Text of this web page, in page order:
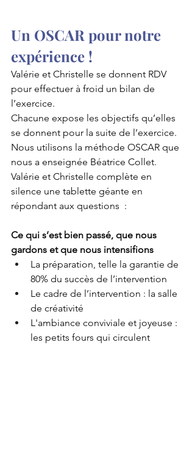
Un OSCAR pour notre
expérience !
Valérie et Christelle se donnent RDV
pour effectuer à froid un bilan de
l’exercice.
Chacune expose les objectifs qu’elles
se donnent pour la suite de l’exercice.
Nous utilisons la méthode OSCAR que
nous a enseignée Béatrice Collet.
Valérie et Christelle complète en
silence une tablette géante en
répondant aux questions  :
Ce qui s’est bien passé, que nous
gardons et que nous intensifions
La préparation, telle la garantie de
80% du succès de l’intervention
Le cadre de l’intervention : la salle
de créativité
L'ambiance conviviale et joyeuse :
les petits fours qui circulent